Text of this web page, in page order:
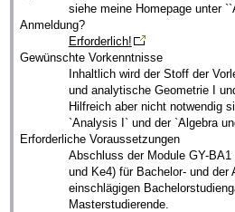
siehe meine Homepage unter
Anmeldung?
Erforderlich!
Gewünschte Vorkenntnisse
Inhaltlich wird der Stoff der
und analytische Geometrie I
Hilfreich aber nicht notwendig
`Analysis I` und der `Algebra
Erforderliche Voraussetzungen
Abschluss der Module GY-
und Ke4) für Bachelor- und der
einschlägigen
Masterstudierende.